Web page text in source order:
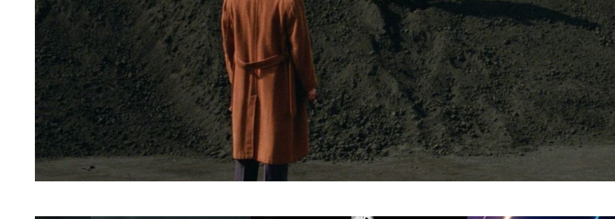
Rocky
Poster
Picture
Show